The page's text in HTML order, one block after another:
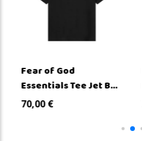
Fear of God
Essentials Tee Jet B...
70,00€